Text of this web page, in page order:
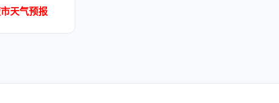
天气预报